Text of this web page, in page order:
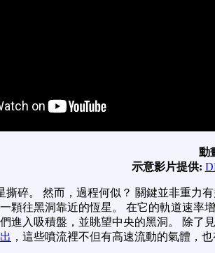
動
示意影片提供:
撕碎。 然而，過程何似？ 關鍵並非重力
顆往黑洞靠近的恆星。 在它的軌道速率
進入吸積盤，並眺望中央的黑洞。 除了見
，這些噴流裡不但有高速流動的氣體，